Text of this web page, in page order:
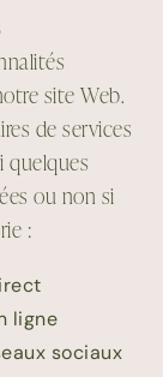
site Web.
de services
quelques
ou non si
:
ligne
sociaux